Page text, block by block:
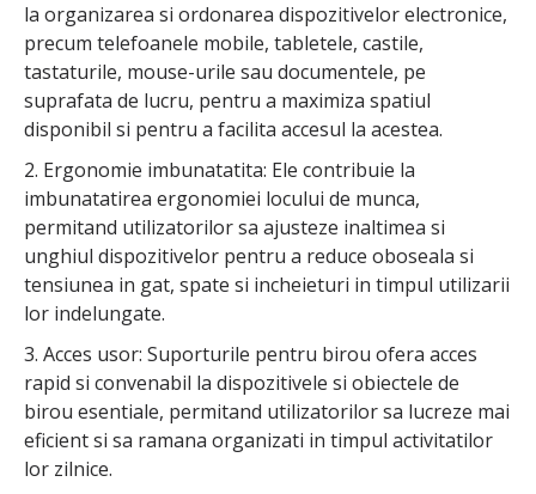
la organizarea si ordonarea dispozitivelor electronice,
precum telefoanele mobile, tabletele, castile,
tastaturile, mouse-urile sau documentele, pe
suprafata de lucru, pentru a maximiza spatiul
disponibil si pentru a facilita accesul la acestea.
2. Ergonomie imbunatatita: Ele contribuie la
imbunatatirea ergonomiei locului de munca,
permitand utilizatorilor sa ajusteze inaltimea si
unghiul dispozitivelor pentru a reduce oboseala si
tensiunea in gat, spate si incheieturi in timpul utilizarii
lor indelungate.
3. Acces usor: Suporturile pentru birou ofera acces
rapid si convenabil la dispozitivele si obiectele de
birou esentiale, permitand utilizatorilor sa lucreze mai
eficient si sa ramana organizati in timpul activitatilor
lor zilnice.